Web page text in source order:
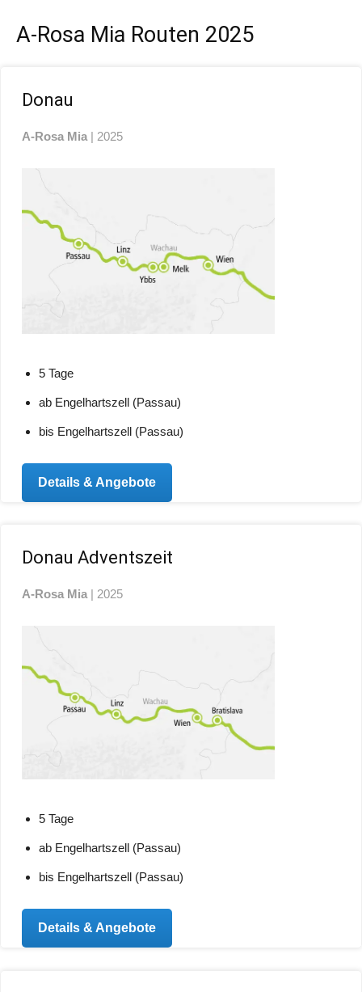
A-Rosa Mia Routen 2025
Donau
A-Rosa Mia | 2025
5 Tage
ab Engelhartszell (Passau)
bis Engelhartszell (Passau)
Details & Angebote
Donau Adventszeit
A-Rosa Mia| 2025
5 Tage
ab Engelhartszell (Passau)
bis Engelhartszell (Passau)
Details & Angebote